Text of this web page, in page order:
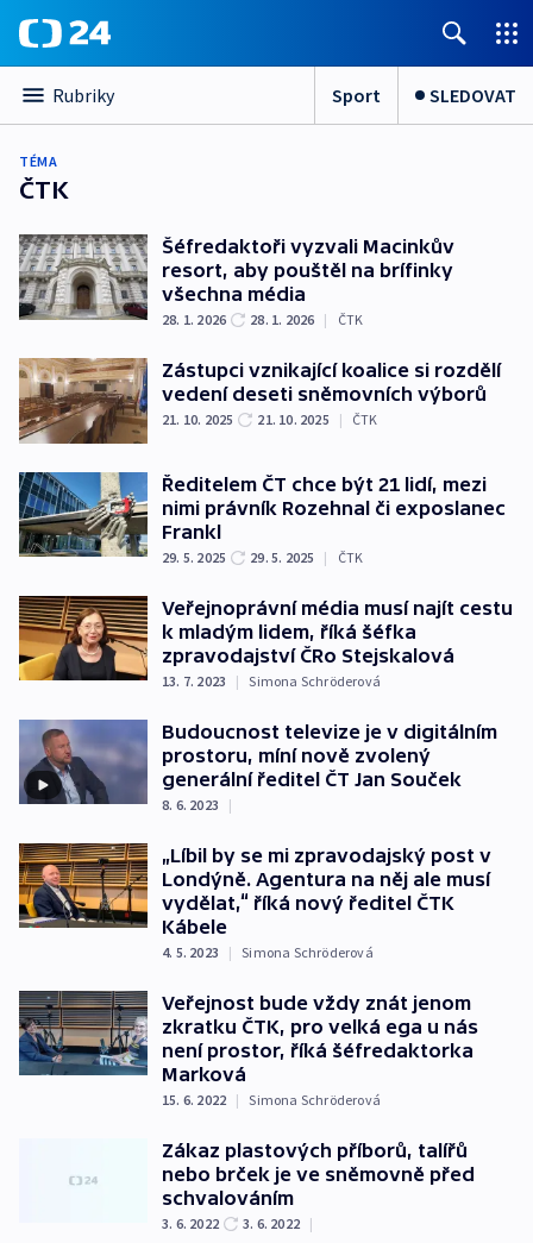
Rubriky Sport SLEDOVAT
TÉMA
ČTK
Šéfredaktoři vyzvali Macinkův
resort, aby pouštěl na brífinky
všechna média
28. 1. 2026 28. 1. 2026 | ČTK
Zástupci vznikající koalice si rozdělí
vedení deseti sněmovních výborů
21. 10. 2025 21. 10. 2025 | ČTK
Ředitelem ČT chce být 21 lidí, mezi
nimi právník Rozehnal či exposlanec
Frankl
29. 5. 2025 29. 5. 2025 | ČTK
Veřejnoprávní média musí najít cestu
k mladým lidem, říká šéfka
zpravodajství ČRo Stejskalová
13. 7. 2023 | Simona Schröderová
Budoucnost televize je v digitálním
prostoru, míní nově zvolený
generální ředitel ČT Jan Souček
8. 6. 2023 |
„Líbil by se mi zpravodajský post v
Londýně. Agentura na něj ale musí
vydělat,“ říká nový ředitel ČTK
Kábele
4. 5. 2023 | Simona Schröderová
Veřejnost bude vždy znát jenom
zkratku ČTK, pro velká ega u nás
není prostor, říká šéfredaktorka
Marková
15. 6. 2022 | Simona Schröderová
Zákaz plastových příborů, talířů
nebo brček je ve sněmovně před
schvalováním
3. 6. 2022 3. 6. 2022 |